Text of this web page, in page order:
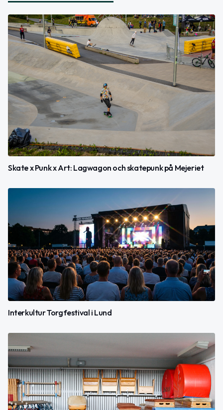
Skate x Punk x Art: Lagwagon och skatepunk på Mejeriet
Interkultur Torgfestival i Lund